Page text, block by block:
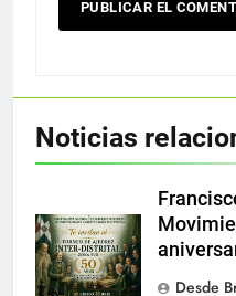
Noticias
Desde